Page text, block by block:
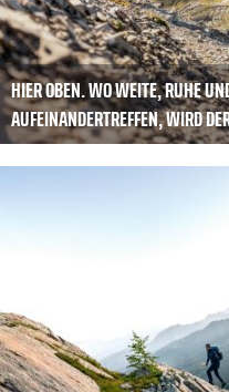
HIER OBEN. WO WEITE, RUHE
AUFEINANDERTREFFEN, WIRD